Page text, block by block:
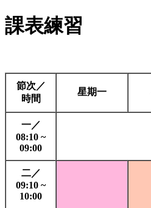
課表練習
節次／
時間
星期一
一／
08:10 ~
09:00
二／
09:10 ~
10:00